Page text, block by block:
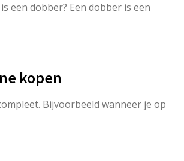
een dobber? Een dobber is een
kopen
Bijvoorbeeld wanneer je op